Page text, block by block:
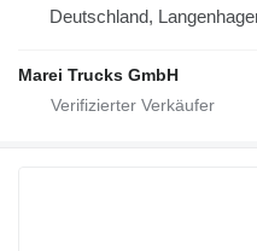
Deutschland,
Marei Trucks GmbH